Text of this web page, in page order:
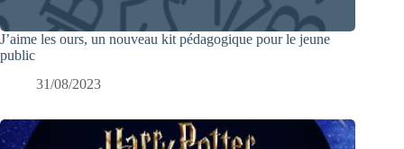
J’aime les ours, un nouveau kit pédagogique pour le jeune
public
31/08/2023